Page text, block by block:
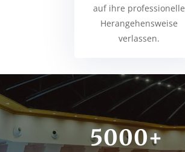
auf ihre professionelle
Herangehensweise
verlassen.
5000+